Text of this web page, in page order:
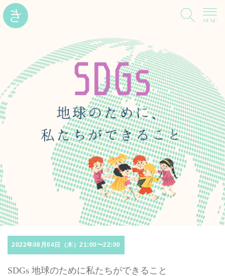
2022年08月04日（木）21:00〜22:00
SDGs 地球のために私たちができること